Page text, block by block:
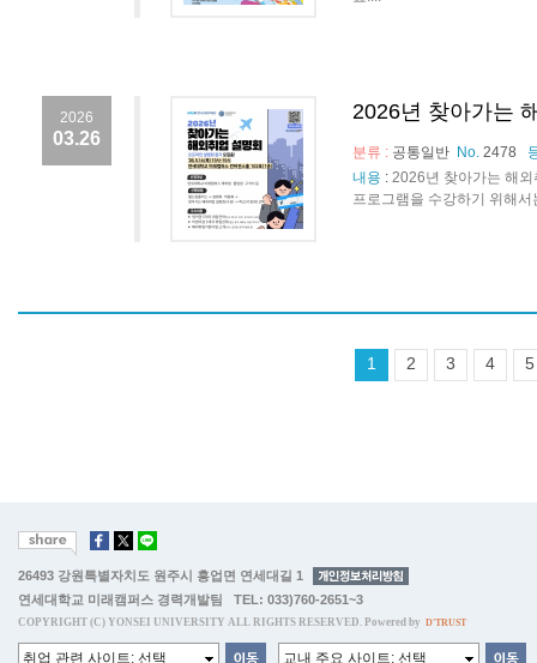
2026
03.26
2026년 찾아가는
분류 : 공통일반 No. 2478
내용 : 2026년 찾아가는 해
프로그램을 수강하기 위해
1 2 3 4 5
26493 강원특별자치도 원주시 흥업면 연세대길 1
연세대학교 미래캠퍼스 경력개발팀 TEL: 033)760-2651~3
COPYRIGHT (C) YONSEI UNIVERSITY ALL RIGHTS RESERVED. Powered by D'TRUST